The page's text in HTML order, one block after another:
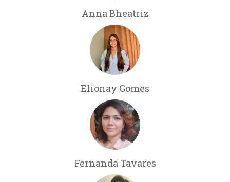
Anna Bheatriz
Elionay Gomes
Fernanda Tavares